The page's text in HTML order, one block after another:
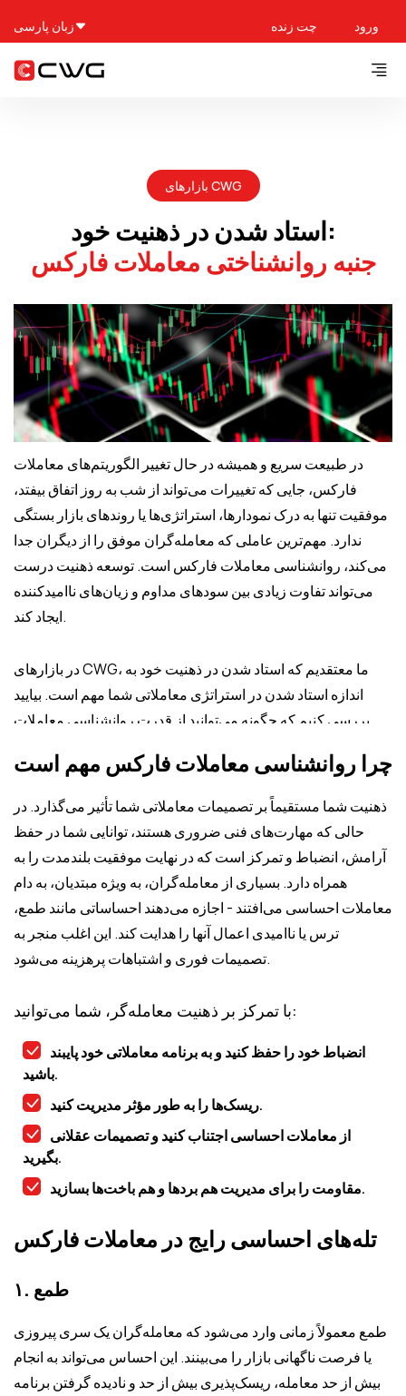
زبان پارسی چت زنده ورود
بازارهای CWG
استاد شدن در ذهنیت خود:
جنبه روانشناختی معاملات فارکس
در طبیعت سریع و همیشه در حال تغییر الگوریتم‌های معاملات
فارکس، جایی که تغییرات می‌تواند از شب به روز اتفاق بیفتد،
موفقیت تنها به درک نمودارها، استراتژی‌ها یا روندهای بازار بستگی
ندارد. مهم‌ترین عاملی که معامله‌گران موفق را از دیگران جدا
می‌کند، روانشناسی معاملات فارکس است. توسعه ذهنیت درست
می‌تواند تفاوت زیادی بین سودهای مداوم و زیان‌های ناامیدکننده
ایجاد کند.
در بازارهای CWG، ما معتقدیم که استاد شدن در ذهنیت خود به
اندازه استاد شدن در استراتژی معاملاتی شما مهم است. بیایید
بررسی کنیم که چگونه می‌توانید از قدرت روانشناسی معاملات
بهره‌برداری کنید.
چرا روانشناسی معاملات فارکس مهم است
ذهنیت شما مستقیماً بر تصمیمات معاملاتی شما تأثیر می‌گذارد. در
حالی که مهارت‌های فنی ضروری هستند، توانایی شما در حفظ
آرامش، انضباط و تمرکز است که در نهایت موفقیت بلندمدت را به
همراه دارد. بسیاری از معامله‌گران، به ویژه مبتدیان، به دام
معاملات احساسی می‌افتند - اجازه می‌دهند احساساتی مانند طمع،
ترس یا ناامیدی اعمال آنها را هدایت کند. این اغلب منجر به
تصمیمات فوری و اشتباهات پرهزینه می‌شود.
با تمرکز بر ذهنیت معامله‌گر، شما می‌توانید:
انضباط خود را حفظ کنید و به برنامه معاملاتی خود پایبند
باشید.
ریسک‌ها را به طور مؤثر مدیریت کنید.
از معاملات احساسی اجتناب کنید و تصمیمات عقلانی
بگیرید.
مقاومت را برای مدیریت هم بردها و هم باخت‌ها بسازید.
تله‌های احساسی رایج در معاملات فارکس
۱. طمع
طمع معمولاً زمانی وارد می‌شود که معامله‌گران یک سری پیروزی
یا فرصت ناگهانی بازار را می‌بینند. این احساس می‌تواند به انجام
بیش از حد معامله، ریسک‌پذیری بیش از حد و نادیده گرفتن برنامه